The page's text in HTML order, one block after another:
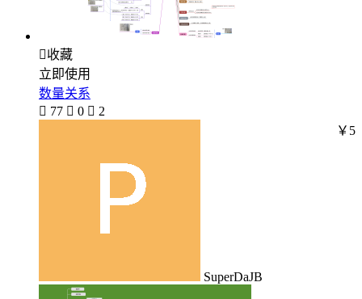
收藏
立即使用
数量关系
 77  0  2
SuperDaJB
￥5